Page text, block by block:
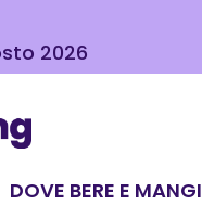
2026
DOVE BERE E